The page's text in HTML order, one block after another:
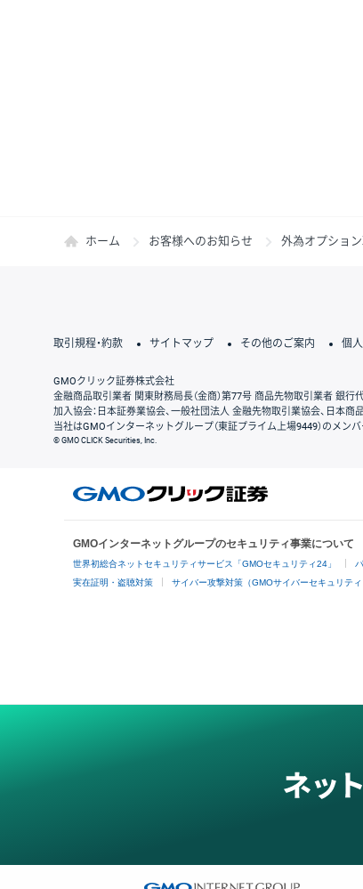
ホーム お客様へのお知らせ 外為オプショ
取引規程・約款 サイトマップ その他のご案内 個
GMOクリック証券株式会社
金融商品取引業者 関東財務局長（金商）第77号 商品先物取引業者 銀行
加入協会：日本証券業協会、一般社団法人 金融先物取引業協会、日本商
当社はGMOインターネットグループ（東証プライム上場9449）のメンバ
© GMO CLICK Securities, Inc.
GMOインターネットグループのセキュリティ事業について
世界初総合ネットセキュリティサービス「GMOセキュリティ24」
実在証明・盗聴対策 サイバー攻撃対策（GMOサイバーセキュリティ